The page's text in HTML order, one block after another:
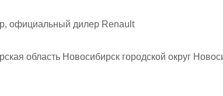
официальный дилер Renault
область Новосибирск городской округ